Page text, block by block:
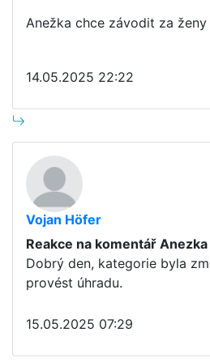
Anežka chce závodit za ženy
14.05.2025 22:22
Vojan Höfer
Reakce na komentář
Dobrý den, kategorie byla
provést úhradu.
15.05.2025 07:29